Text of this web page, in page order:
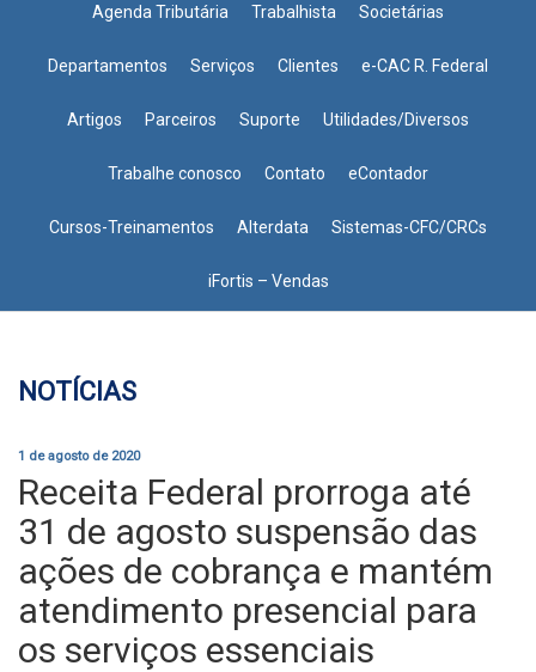
Agenda Tributária Trabalhista Societárias
Departamentos Serviços Clientes e-CAC R. Federal
Artigos Parceiros Suporte Utilidades/Diversos
Trabalhe conosco Contato eContador
Cursos-Treinamentos Alterdata Sistemas-CFC/CRCs
iFortis – Vendas
NOTÍCIAS
1 de agosto de 2020
Receita Federal prorroga até
31 de agosto suspensão das
ações de cobrança e mantém
atendimento presencial para
os serviços essenciais